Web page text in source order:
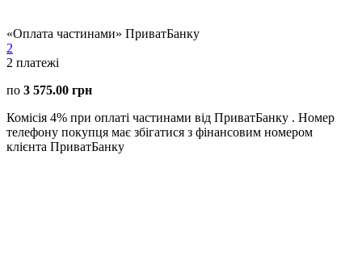
«Оплата частинами» ПриватБанку
2
2 платежі
по 3 575.00 грн
Комісія 4% при оплаті частинами від ПриватБанку . Номер
телефону покупця має збігатися з фінансовим номером
клієнта ПриватБанку